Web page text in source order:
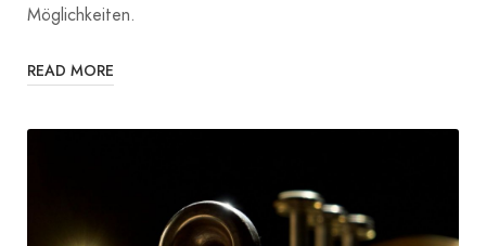
Möglichkeiten.
READ MORE